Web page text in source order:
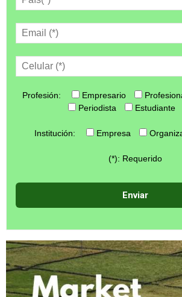
Profesión: Empresario
Periodista
Estudiante
Institución: Empresa
(*): Requerido